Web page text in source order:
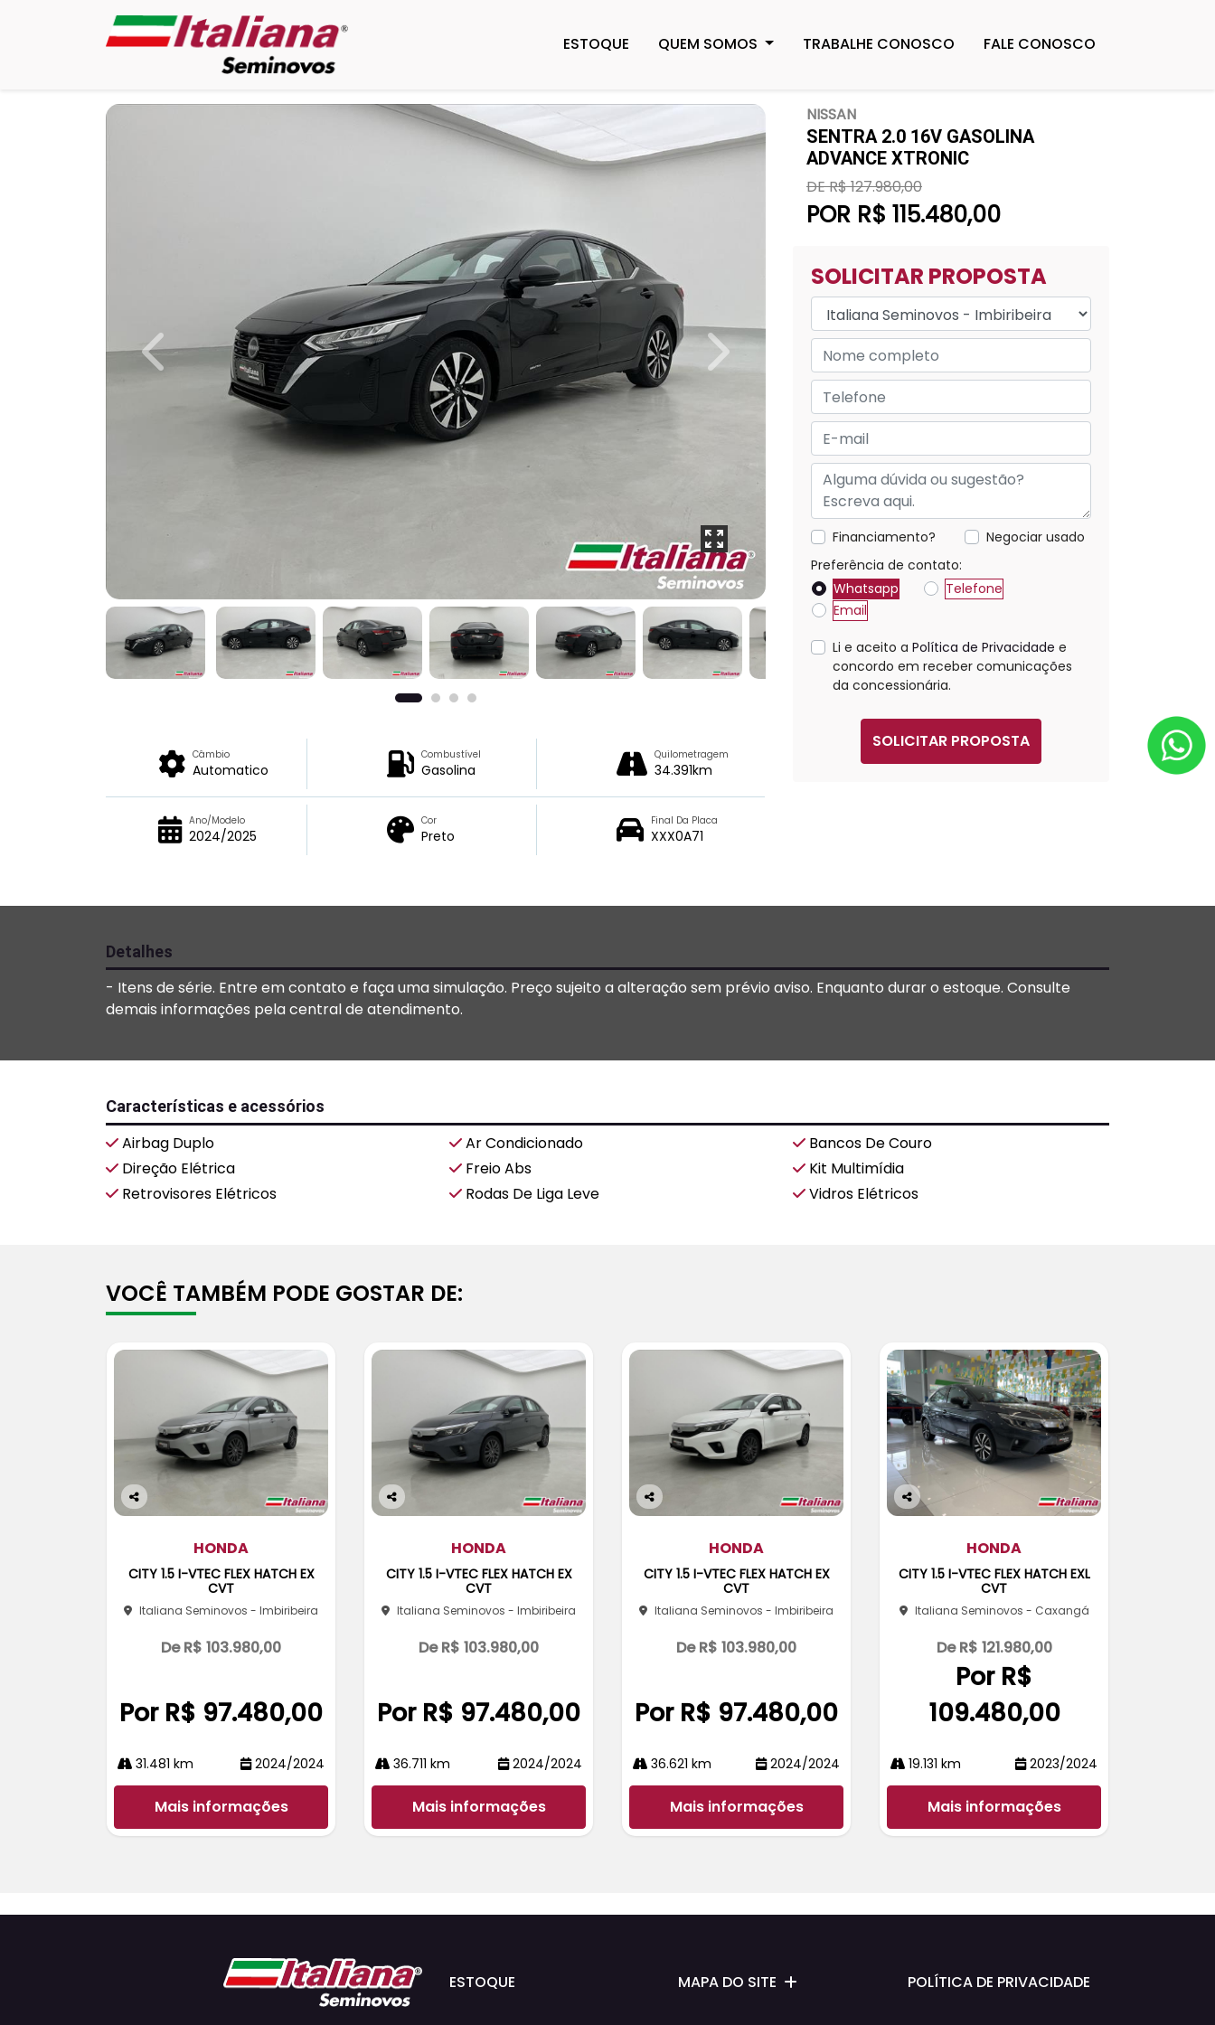
ESTOQUE QUEM SOMOS TRABALHE CONOSCO FALE CONOSCO
NISSAN
SENTRA 2.0 16V GASOLINA
ADVANCE XTRONIC
DE R$ 127.980,00
POR R$ 115.480,00
SOLICITAR PROPOSTA
Financiamento?
Negociar usado
Preferência de contato:
Whatsapp
Telefone
Email
Li e aceito a Política de Privacidade e
concordo em receber comunicações
da concessionária.
SOLICITAR PROPOSTA
Previous Next
Câmbio
Automatico
Combustível
Gasolina
Quilometragem
34.391km
Ano/Modelo
2024/2025
Cor
Preto
Final Da Placa
XXX0A71
Detalhes
- Itens de série. Entre em contato e faça uma simulação. Preço sujeito a alteração sem prévio aviso. Enquanto durar o estoque. Consulte
demais informações pela central de atendimento.
Características e acessórios
Airbag Duplo Ar Condicionado
Bancos De Couro
Direção Elétrica
Freio Abs
Kit Multimídia
Retrovisores Elétricos
Rodas De Liga Leve Vidros Elétricos
VOCÊ TAMBÉM PODE GOSTAR DE:
Co
he
HONDA
CITY 1.5 I-VTEC FLEX HATCH EX
CVT
Italiana Seminovos - Imbiribeira
De R$ 103.980,00
Por R$ 97.480,00
31.481 km 2024/2024
Mais informações
Co
he
HONDA
CITY 1.5 I-VTEC FLEX HATCH EX
CVT
Italiana Seminovos - Imbiribeira
De R$ 103.980,00
Por R$ 97.480,00
36.711 km 2024/2024
Mais informações
Co
he
HONDA
CITY 1.5 I-VTEC FLEX HATCH EX
CVT
Italiana Seminovos - Imbiribeira
De R$ 103.980,00
Por R$ 97.480,00
36.621 km 2024/2024
Mais informações
Co
he
HONDA
CITY 1.5 I-VTEC FLEX HATCH EXL
CVT
Italiana Seminovos - Caxangá
De R$ 121.980,00
Por R$
109.480,00
19.131 km 2023/2024
Mais informações
ESTOQUE MAPA DO SITE POLÍTICA DE PRIVACIDADE